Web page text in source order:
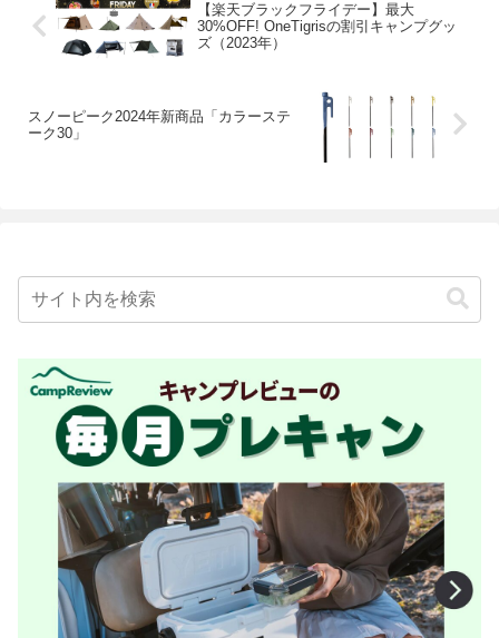
【楽天ブラックフライデー】最大
30%OFF! OneTigrisの割引キャンプグッ
ズ（2023年）
スノーピーク2024年新商品「カラーステ
ーク30」